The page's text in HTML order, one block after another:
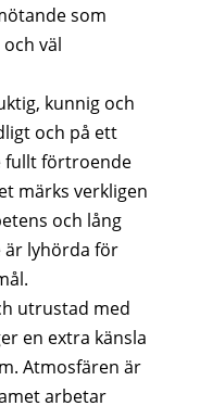
som
väl
kunnig och
och på ett
fullt förtroende
märks verkligen
och lång
är lyhörda för
utrustad med
en extra känsla
Atmosfären är
arbetar